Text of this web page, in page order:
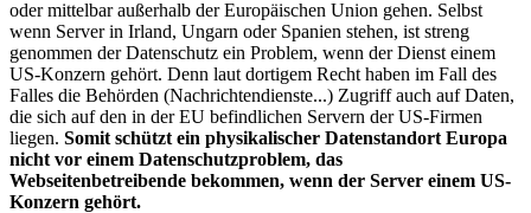
oder mittelbar außerhalb der Europäischen Union gehen. Selbst
wenn Server in Irland, Ungarn oder Spanien stehen, ist streng
genommen der Datenschutz ein Problem, wenn der Dienst einem
US-Konzern gehört. Denn laut dortigem Recht haben im Fall des
Falles die Behörden (Nachrichtendienste...) Zugriff auch auf Daten,
die sich auf den in der EU befindlichen Servern der US-Firmen
liegen. Somit schützt ein physikalischer Datenstandort Europa
nicht vor einem Datenschutzproblem, das
Webseitenbetreibende bekommen, wenn der Server einem US-
Konzern gehört.